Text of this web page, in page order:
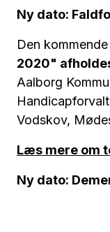
Ny dato:
Den
2020"
Aalborg
Vodskov,
Læs mere om
Ny dato: